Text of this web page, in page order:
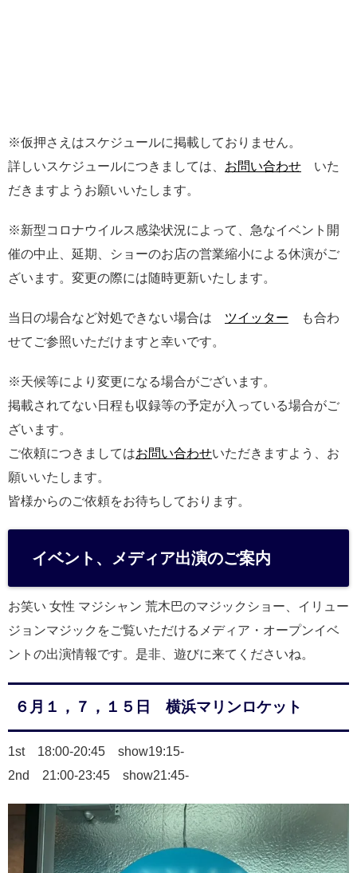
※仮押さえはスケジュールに掲載しておりません。
詳しいスケジュールにつきましては、 お問い合わせ いた
だきますようお願いいたします。
※新型コロナウイルス感染状況によって、急なイベント開
催の中止、延期、ショーのお店の営業縮小による休演がご
ざいます。変更の際には随時更新いたします。
当日の場合など対処できない場合は ツイッター も合わ
せてご参照いただけますと幸いです。
※天候等により変更になる場合がございます。
掲載されてない日程も収録等の予定が入っている場合がご
ざいます。
ご依頼につきましてはお問い合わせいただきますよう、お
願いいたします。
皆様からのご依頼をお待ちしております。
イベント、メディア出演のご案内
お笑い 女性 マジシャン 荒木巴のマジックショー、イリュー
ジョンマジックをご覧いただけるメディア・オープンイベ
ントの出演情報です。是非、遊びに来てくださいね。
６月１，７，１５日 横浜マリンロケット
1st 18:00-20:45 show19:15-
2nd 21:00-23:45 show21:45-